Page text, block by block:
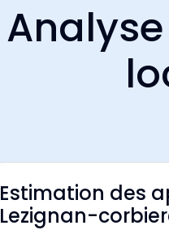
Estimation des
Lezignan-